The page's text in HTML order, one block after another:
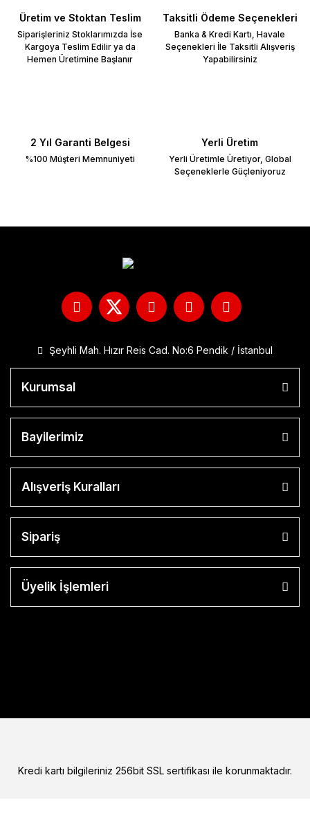
Üretim ve Stoktan Teslim
Siparişleriniz Stoklarımızda İse
Kargoya Teslim Edilir ya da
Hemen Üretimine Başlanır
Taksitli Ödeme Seçenekleri
Banka & Kredi Kartı, Havale
Seçenekleri İle Taksitli Alışveriş
Yapabilirsiniz
2 Yıl Garanti Belgesi
%100 Müşteri Memnuniyeti
Yerli Üretim
Yerli Üretimle Üretiyor, Global
Seçeneklerle Güçleniyoruz
Şeyhli Mah. Hızır Reis Cad. No:6 Pendik / İstanbul
Kurumsal
Bayilerimiz
Alışveriş Kuralları
Sipariş
Üyelik İşlemleri
Kredi kartı bilgileriniz 256bit SSL sertifikası ile korunmaktadır.